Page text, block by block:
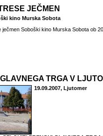
JEČMEN
kino Murska Sobota
ječmen Soboški kino Murska Sobota ob
TRGA V
19.09.2007, Ljutomer